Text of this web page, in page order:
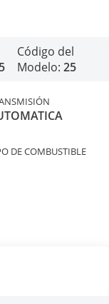
Código del
Modelo:25
DE COMBUSTIBLE